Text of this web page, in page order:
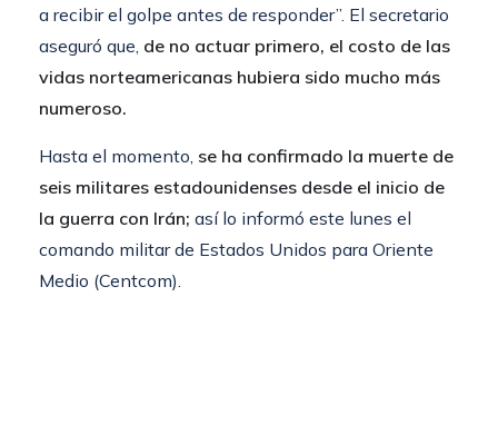
a recibir el golpe antes de responder”. El secretario
aseguró que, de no actuar primero, el costo de las
vidas norteamericanas hubiera sido mucho más
numeroso.
Hasta el momento, se ha confirmado la muerte de
seis militares estadounidenses desde el inicio de
la guerra con Irán; así lo informó este lunes el
comando militar de Estados Unidos para Oriente
Medio (Centcom).